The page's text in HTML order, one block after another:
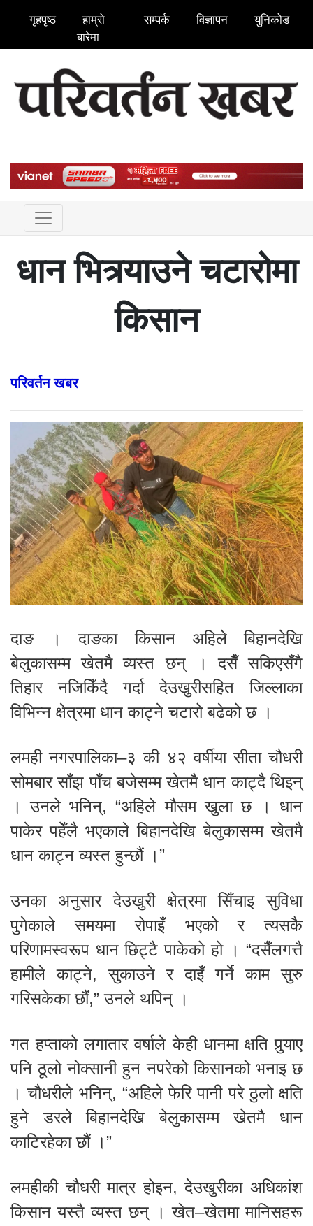
गृहपृष्ठ
हाम्रो
बारेमा
सम्पर्क विज्ञापन युनिकोड
धान भित्र्याउने चटारोमा
किसान
परिवर्तन खबर
दाङ । दाङका किसान अहिले बिहानदेखि
बेलुकासम्म खेतमै व्यस्त छन् । दसैँ सकिएसँगै
तिहार नजिकिँदै गर्दा देउखुरीसहित जिल्लाका
विभिन्न क्षेत्रमा धान काट्ने चटारो बढेको छ ।
लमही नगरपालिका–३ की ४२ वर्षीया सीता चौधरी
सोमबार साँझ पाँच बजेसम्म खेतमै धान काट्दै थिइन्
। उनले भनिन्, “अहिले मौसम खुला छ । धान
पाकेर पहेँलै भएकाले बिहानदेखि बेलुकासम्म खेतमै
धान काट्न व्यस्त हुन्छौं ।”
उनका अनुसार देउखुरी क्षेत्रमा सिँचाइ सुविधा
पुगेकाले समयमा रोपाइँ भएको र त्यसकै
परिणामस्वरूप धान छिट्टै पाकेको हो । “दसैँलगत्तै
हामीले काट्ने, सुकाउने र दाइँ गर्ने काम सुरु
गरिसकेका छौं,” उनले थपिन् ।
गत हप्ताको लगातार वर्षाले केही धानमा क्षति पुर्‍याए
पनि ठूलो नोक्सानी हुन नपरेको किसानको भनाइ छ
। चौधरीले भनिन्, “अहिले फेरि पानी परे ठुलो क्षति
हुने डरले बिहानदेखि बेलुकासम्म खेतमै धान
काटिरहेका छौं ।”
लमहीकी चौधरी मात्र होइन, देउखुरीका अधिकांश
किसान यस्तै व्यस्त छन् । खेत–खेतमा मानिसहरू